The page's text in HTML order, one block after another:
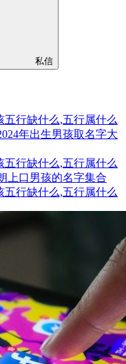
私信
五行缺什么,五行属什么
年出生男孩取名字大
五行缺什么,五行属什么
上口男孩的名字集合
五行缺什么,五行属什么